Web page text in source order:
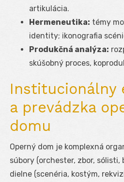
artikulácia.
Hermeneutika: témy
identity; ikonografia
Produkčná analýza:
skúšobný proces,
Institucionálny
a prevádzka
domu
Operný dom je komplexná
súbory (orchester, zbor, sólisti,
dielne (scenéria, kostým,